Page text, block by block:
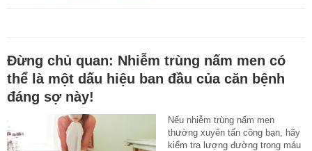
Đừng chủ quan: Nhiễm trùng nấm men có
thể là một dấu hiệu ban đầu của căn bệnh
đáng sợ này!
Nếu nhiễm trùng nấm men
thường xuyên tấn công bạn, hãy
kiểm tra lượng đường trong máu